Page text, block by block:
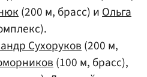
(200 м, брасс) иОльга
Сухоруков(200 м,
(100 м, брасс),